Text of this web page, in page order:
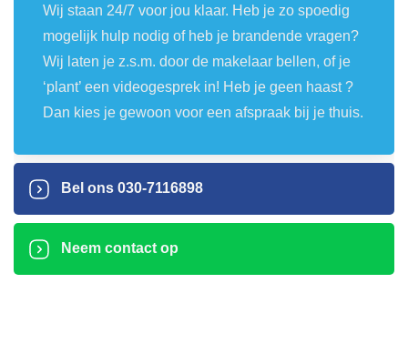
Wij staan 24/7 voor jou klaar. Heb je zo spoedig
mogelijk hulp nodig of heb je brandende vragen?
Wij laten je z.s.m. door de makelaar bellen, of je
‘plant’ een videogesprek in! Heb je geen haast ?
Dan kies je gewoon voor een afspraak bij je thuis.
Bel ons 030-7116898
Neem contact op